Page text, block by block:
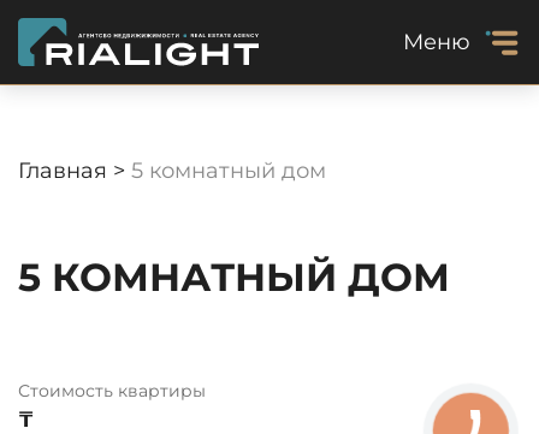
Меню
Главная > 5 комнатный дом
5 КОМНАТНЫЙ ДОМ
Стоимость квартиры
₸